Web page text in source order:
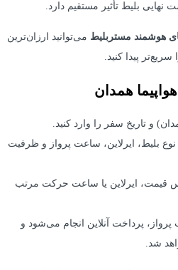
نهایی بلیط تأثیر مستقیم دارد.
هوشمند مستربلیط می‌توانید ارزان‌ترین
پیدا کنید.
همدان
و تاریخ سفر را وارد کنید.
نوع بلیط، ایرلاین، ساعت پرواز و ظرفیت
قیمت، ایرلاین یا ساعت حرکت مرتب
پرواز، پرداخت آنلاین انجام می‌شود و
شد.